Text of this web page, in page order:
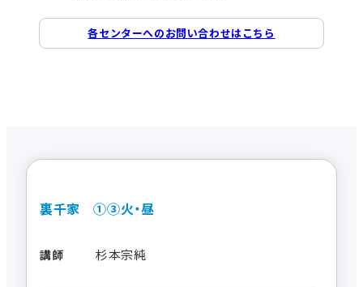
各センターへのお問い合わせはこちら
裏千家 ①③火・昼
講師 杉本宗純